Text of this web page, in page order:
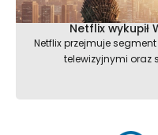
Netflix wykupił
Netflix przejmuje
telewizyjnymi oraz